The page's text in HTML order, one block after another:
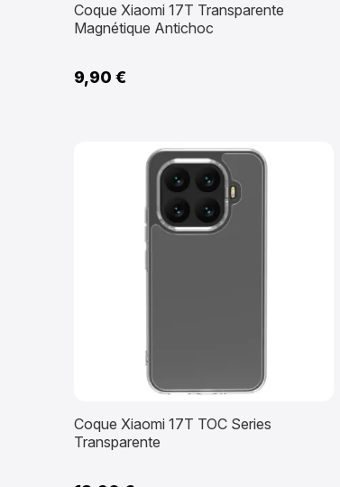
Coque Xiaomi 17T Transparente
Magnétique Antichoc
9,90 €
Coque Xiaomi 17T TOC Series
Transparente